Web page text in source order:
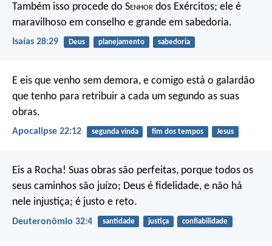
Também isso procede do Senhor dos Exércitos; ele é
maravilhoso em conselho e grande em sabedoria.
Isaías 28:29 Deus planejamento sabedoria
E eis que venho sem demora, e comigo está o galardão
que tenho para retribuir a cada um segundo as suas
obras.
Apocalipse 22:12 segunda vinda fim dos tempos Jesus
Eis a Rocha! Suas obras são perfeitas, porque todos os
seus caminhos são juízo; Deus é fidelidade, e não há
nele injustiça; é justo e reto.
Deuteronômio 32:4 santidade justiça confiabilidade